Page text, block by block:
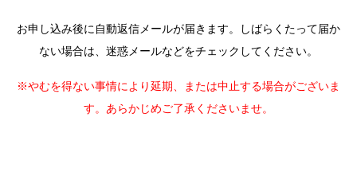
お申し込み後に自動返信メールが届きます。しばらくたって届か
ない場合は、迷惑メールなどをチェックしてください。
※やむを得ない事情により延期、または中止する場合がございま
す。あらかじめご了承くださいませ。